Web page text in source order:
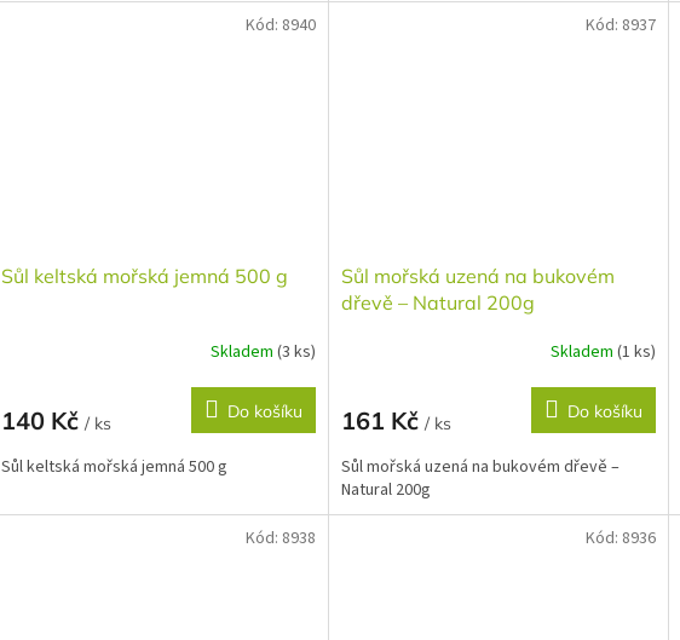
Sůl keltská mořská jemná 500 g
Skladem (3 ks)
140 Kč / ks
Do košíku
Sůl keltská mořská jemná 500 g
Kód: 8940
Sůl mořská uzená na bukovém
dřevě – Natural 200g
Skladem (1 ks)
161 Kč / ks
Do košíku
Sůl mořská uzená na bukovém dřevě –
Natural 200g
Kód: 8937
Kód: 8938 Kód: 8936